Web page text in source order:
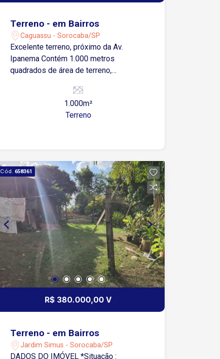
Terreno - em Bairros
Caguassu - Sorocaba/SP
Excelente terreno, próximo da Av.
Ipanema Contém 1.000 metros
quadrados de área de terreno,
1.000m²
Terreno
Cód. 658361
R$ 380.000,00 V
Terreno - em Bairros
Jardim Simus - Sorocaba/SP
DADOS DO IMÓVEL *Situação :